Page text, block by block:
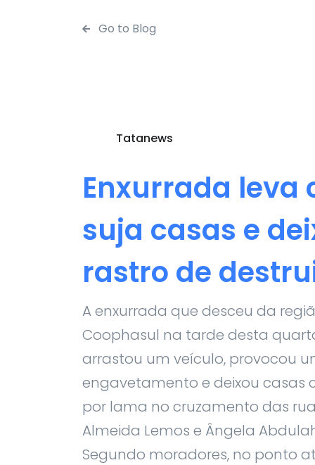
Go to Blog
Tatanews
Enxurrada leva
suja casas e
rastro de
A enxurrada que desceu da
Coophasul na tarde desta
arrastou um veículo, provocou
engavetamento e deixou casas
por lama no cruzamento das
Almeida Lemos e Ângela
Segundo moradores, no ponto